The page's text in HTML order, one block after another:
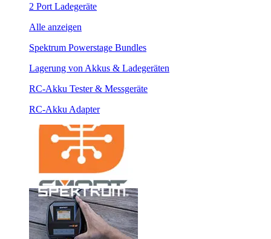
2 Port Ladegeräte
Alle anzeigen
Spektrum Powerstage Bundles
Lagerung von Akkus & Ladegeräten
RC-Akku Tester & Messgeräte
RC-Akku Adapter